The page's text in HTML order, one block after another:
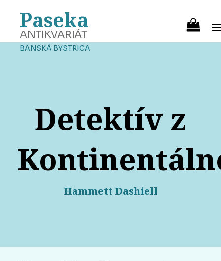
Paseka
ANTIKVARIÁT
BANSKÁ BYSTRICA
Detektív z
Hammett Dashiell